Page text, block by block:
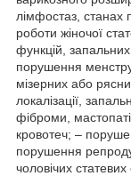
лімфостаз, станах
роботи жіночої
функцій, запальних
порушення
мізерних або
локалізації,
фіброми,
кровотеч; –
порушення
чоловічих статевих